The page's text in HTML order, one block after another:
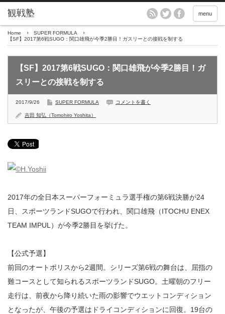
menu
Home
SUPER FORMULA
【SF】2017第6戦SUGO：関口雄飛が今季2勝目！ガスリーとの接戦を制する
【SF】2017第6戦SUGO：関口雄飛が今季2勝目！ガ
スリーとの接戦を制する
2017/9/26 SUPER FORMULA コメントを書く
吉田 知弘（Tomohiro Yoshita）
2017年の全日本スーパーフォーミュラ選手権の第6戦決勝が24
日、スポーツランドSUGOで行われ、関口雄飛（ITOCHU ENEX
TEAM IMPUL）が今季2勝目を挙げた。
【公式予選】
前回のオートポリスから2週間。シリーズ第6戦の舞台は、屈指の
難コースとして知られるスポーツランドSUGO。土曜朝のフリー
走行は、前夜から降り続いた雨の影響でウエットコンディション
となったが、午後の予選はドライコンディションに回復。19台の